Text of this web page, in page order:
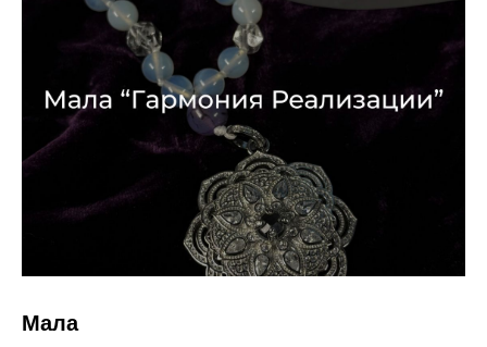
Мала